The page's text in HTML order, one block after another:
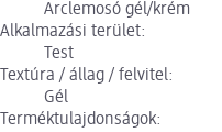
Arclemosó gél/krém
Alkalmazási terület:
Test
Textúra / állag / felvitel:
Gél
Terméktulajdonságok: